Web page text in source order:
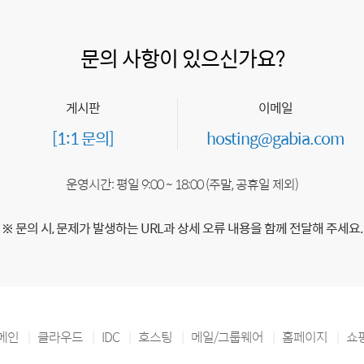
문의 사항이 있으신가요?
게시판
[1:1 문의]
이메일
hosting@gabia.com
운영시간: 평일 9:00 ~ 18:00 (주말, 공휴일 제외)
※ 문의 시, 문제가 발생하는 URL과 상세 오류 내용을 함께 전달해 주세요.
인 클라우드 IDC 호스팅 메일/그룹웨어 홈페이지 쇼